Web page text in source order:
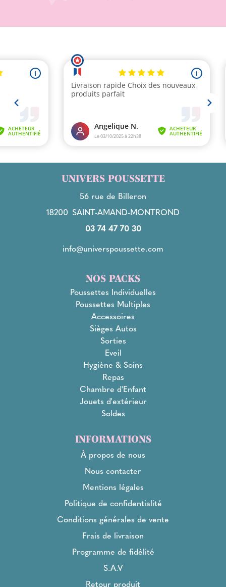
UNIVERS POUSSETTE
56 rue de Billeron
18200 SAINT-AMAND-MONTROND
03 74 47 70 30
info@universpoussette.com
NOS PACKS
Poussettes Individuelles
Poussettes Multiples
Accessoires
Sièges Autos
Sorties
Eveil
Hygiène & Soins
Repas
Chambre d'Enfant
Jouets d'extérieur
Soldes
INFORMATIONS
À propos de nous
Nous contacter
Mentions légales
Politique de confidentialité
Conditions générales de vente
Frais de livraison
Programme de fidélité
S.A.V
Retour produit